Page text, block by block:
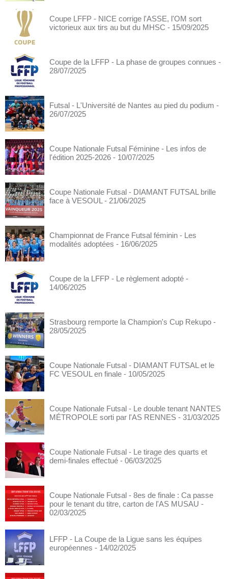
Coupe LFFP - NICE corrige l'ASSE, l'OM sort
victorieux aux tirs au but du MHSC - 15/09/2025
Coupe de la LFFP - La phase de groupes connues -
28/07/2025
Futsal - L'Université de Nantes au pied du podium -
26/07/2025
Coupe Nationale Futsal Féminine - Les infos de
l'édition 2025-2026 - 10/07/2025
Coupe Nationale Futsal - DIAMANT FUTSAL brille
face à VESOUL - 21/06/2025
Championnat de France Futsal féminin - Les
modalités adoptées - 16/06/2025
Coupe de la LFFP - Le règlement adopté -
14/06/2025
Strasbourg remporte la Champion's Cup Rekupo -
28/05/2025
Coupe Nationale Futsal - DIAMANT FUTSAL et le
FC VESOUL en finale - 10/05/2025
Coupe Nationale Futsal - Le double tenant NANTES
MÉTROPOLE sorti par l'AS RENNES - 31/03/2025
Coupe Nationale Futsal - Le tirage des quarts et
demi-finales effectué - 06/03/2025
Coupe Nationale Futsal - 8es de finale : Ca passe
pour le tenant du titre, carton de l'AS MUSAU -
02/03/2025
LFFP - La Coupe de la Ligue sans les équipes
européennes - 14/02/2025